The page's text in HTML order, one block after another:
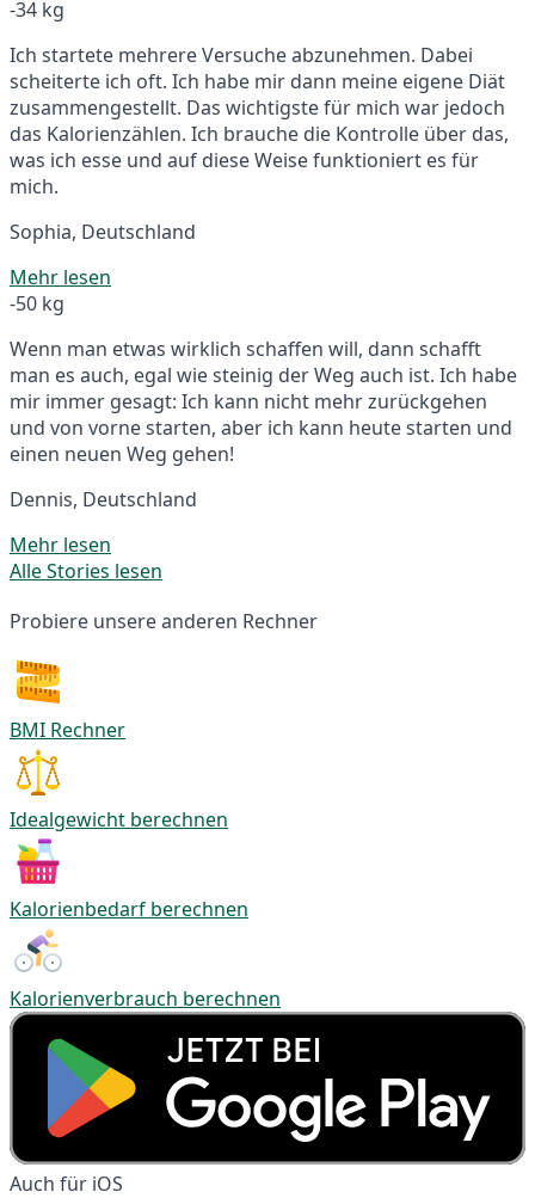
-34 kg
Ich startete mehrere Versuche abzunehmen. Dabei
scheiterte ich oft. Ich habe mir dann meine eigene Diät
zusammengestellt. Das wichtigste für mich war jedoch
das Kalorienzählen. Ich brauche die Kontrolle über das,
was ich esse und auf diese Weise funktioniert es für
mich.
Sophia, Deutschland
Mehr lesen
-50 kg
Wenn man etwas wirklich schaffen will, dann schafft
man es auch, egal wie steinig der Weg auch ist. Ich habe
mir immer gesagt: Ich kann nicht mehr zurückgehen
und von vorne starten, aber ich kann heute starten und
einen neuen Weg gehen!
Dennis, Deutschland
Mehr lesen
Alle Stories lesen
Probiere unsere anderen Rechner
BMI Rechner
Idealgewicht berechnen
Kalorienbedarf berechnen
Kalorienverbrauch berechnen
Auch für iOS